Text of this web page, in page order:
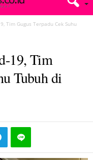
Tim Gugus Terpadu Cek Suhu
19, Tim
Tubuh di